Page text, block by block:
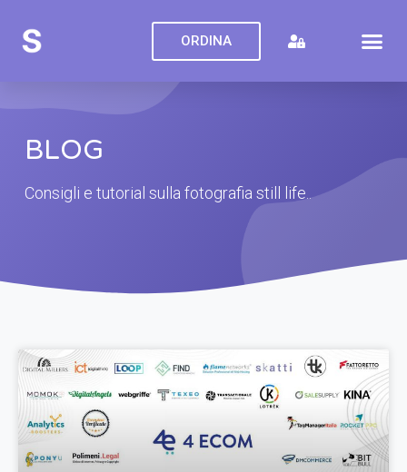
ORDINA
BLOG
Consigli e tutorial sulla fotografia still life..